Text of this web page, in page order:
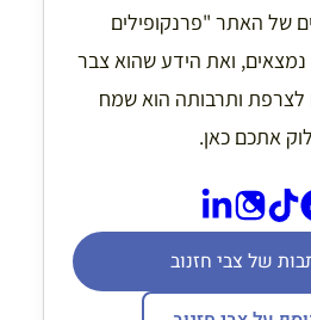
של האתר "פרנקופילים
נמצאים, ואת הידע שהוא צבר
ותרבותה הוא שמח
אתכם כאן.
של צבי חזנוב